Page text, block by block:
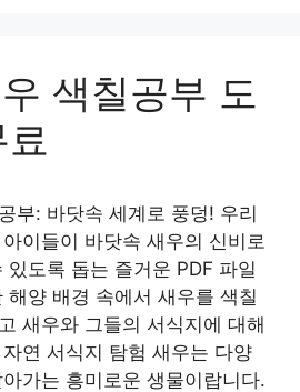
색칠공부 도
부: 바닷속 세계로 풍덩! 우리
이들이 바닷속 새우의 신비로
있도록 돕는 즐거운 PDF 파일
해양 배경 속에서 새우를 색칠
새우와 그들의 서식지에 대해
연 서식지 탐험 새우는 다양
가는 흥미로운 생물이랍니다.